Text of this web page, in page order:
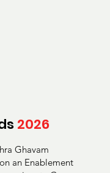
2026
Ghavam
an Enablement